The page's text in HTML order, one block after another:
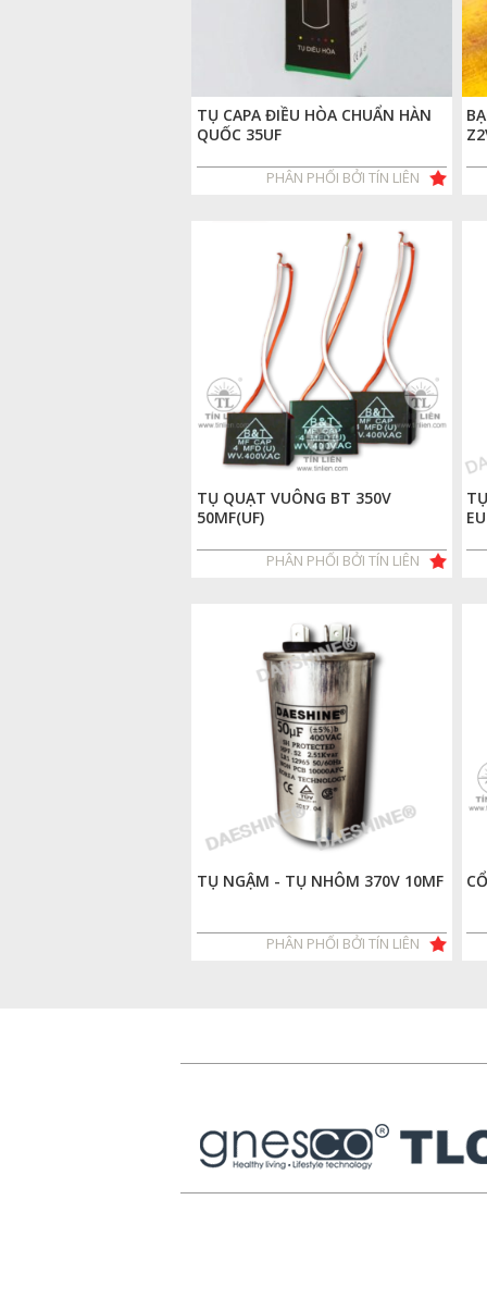
TỤ CAPA ĐIỀU HÒA CHUẨN HÀN
QUỐC 35UF
PHÂN PHỐI BỞI TÍN LIÊN
TỤ QUẠT VUÔNG BT 350V
50MF(UF)
PHÂN PHỐI BỞI TÍN LIÊN
TỤ NGẬM - TỤ NHÔM 370V 10MF
PHÂN PHỐI BỞI TÍN LIÊN